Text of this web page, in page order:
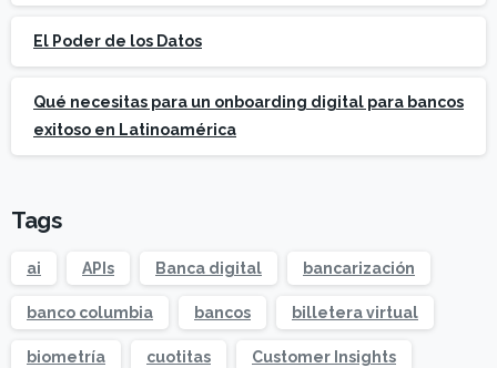
El Poder de los Datos
Qué necesitas para un onboarding digital para bancos
exitoso en Latinoamérica
Tags
ai APIs Banca digital bancarización
banco columbia bancos billetera virtual
biometría cuotitas Customer Insights